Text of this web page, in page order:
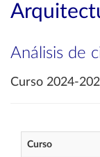
Análisis de
Curso 2024-
Curso